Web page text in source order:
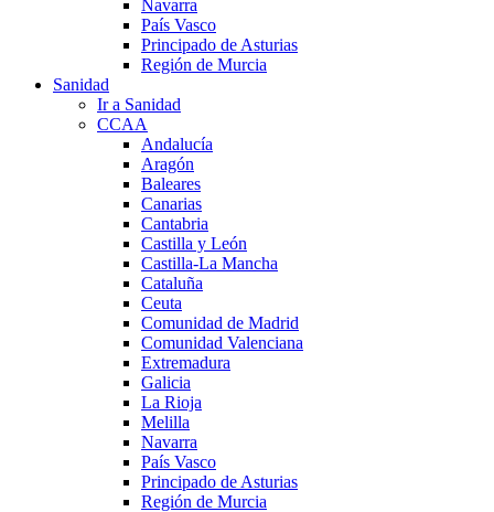
Navarra
País Vasco
Principado de Asturias
Región de Murcia
Sanidad
Ir a Sanidad
CCAA
Andalucía
Aragón
Baleares
Canarias
Cantabria
Castilla y León
Castilla-La Mancha
Cataluña
Ceuta
Comunidad de Madrid
Comunidad Valenciana
Extremadura
Galicia
La Rioja
Melilla
Navarra
País Vasco
Principado de Asturias
Región de Murcia